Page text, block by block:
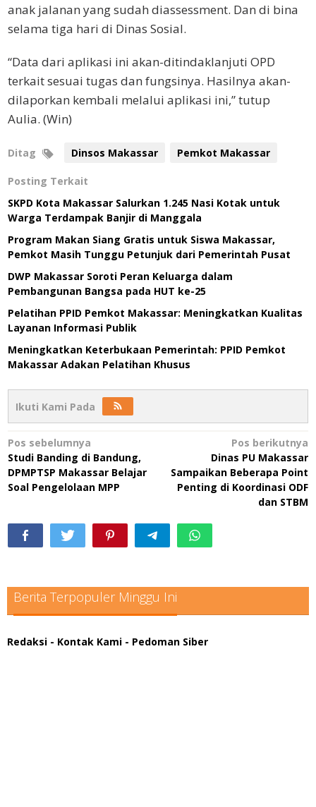
anak jalanan yang sudah diassessment. Dan di bina
selama tiga hari di Dinas Sosial.
“Data dari aplikasi ini akan-ditindaklanjuti OPD
terkait sesuai tugas dan fungsinya. Hasilnya akan-
dilaporkan kembali melalui aplikasi ini,” tutup
Aulia. (Win)
Ditag Dinsos Makassar Pemkot Makassar
Posting Terkait
SKPD Kota Makassar Salurkan 1.245 Nasi Kotak untuk
Warga Terdampak Banjir di Manggala
Program Makan Siang Gratis untuk Siswa Makassar,
Pemkot Masih Tunggu Petunjuk dari Pemerintah Pusat
DWP Makassar Soroti Peran Keluarga dalam
Pembangunan Bangsa pada HUT ke-25
Pelatihan PPID Pemkot Makassar: Meningkatkan Kualitas
Layanan Informasi Publik
Meningkatkan Keterbukaan Pemerintah: PPID Pemkot
Makassar Adakan Pelatihan Khusus
Ikuti Kami Pada
Navigasi
pos
Pos sebelumnya
Studi Banding di Bandung,
DPMPTSP Makassar Belajar
Soal Pengelolaan MPP
Pos berikutnya
Dinas PU Makassar
Sampaikan Beberapa Point
Penting di Koordinasi ODF
dan STBM
Berita Terpopuler Minggu Ini
Redaksi - Kontak Kami - Pedoman Siber